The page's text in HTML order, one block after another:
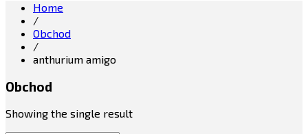
Home
/
Obchod
/
anthurium amigo
Obchod
Showing the single result